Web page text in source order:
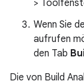
>
Wenn Sie
aufrufen
den Tab
Die von Build